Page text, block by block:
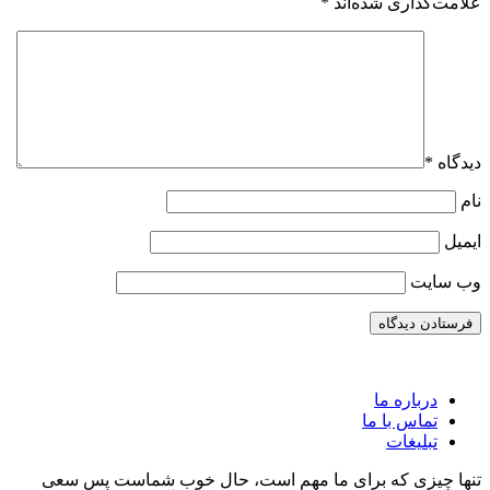
دیدگاه *
نام
ایمیل
وب‌ سایت
درباره ما
تماس با ما
تبلیغات
تنها چیزی که برای ما مهم است، حال خوب شماست پس سعی